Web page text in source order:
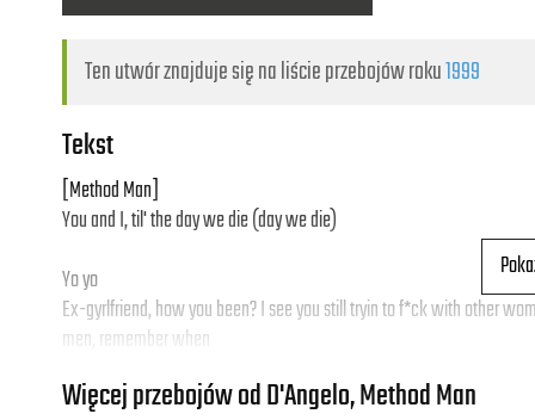
Ten utwór znajduje się na liście przebojów roku1999
Tekst
[Method Man]
You and I, til' the day we die (day we die)
Yo yo
Ex-gyrlfriend, how you been? I see you still tryin to f*ck with other
men, remember when
we was f*ckin on your mama's couch, now it's been said
Więcej przebojów od D'Angelo, Method Man